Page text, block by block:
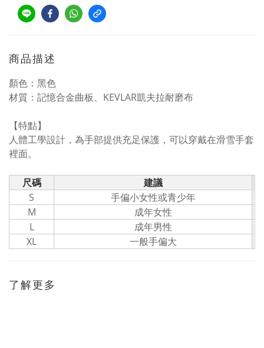
商品描述
顏色：黑色
材質：記憶合金曲板、KEVLAR凱夫拉耐磨布
【特點】
人體工學設計，為手部提供充足保護，可以穿戴在滑雪手套
裡面。
尺碼
建議
S
手偏小女性或青少年
M
成年女性
L
成年男性
XL
一般手偏大
了解更多